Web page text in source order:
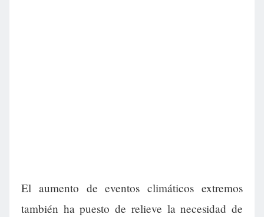
El aumento de eventos climáticos extremos
también ha puesto de relieve la necesidad de